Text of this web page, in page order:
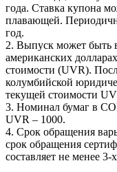
следующими
1. Бумага может быть
менее 1 года, или
года. Ставка купона
плавающей.
год.
2. Выпуск может быть
американских
стоимости (UVR).
колумбийской
текущей стоимости
3. Номинал бумаг в